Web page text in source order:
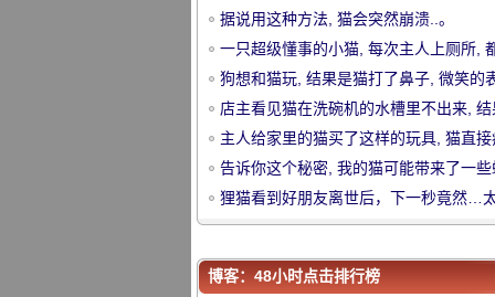
中
华
据说用这种方法, 猫会突然崩溃..。
一只超级懂事的小猫, 每次主人上厕所,
是.....。
狗想和猫玩, 结果是猫打了鼻子, 微笑的
直接喷了出来.....。
店主看见猫在洗碗机的水槽里不出来, 结
近一看煤气爆炸.....。
主人给家里的猫买了这样的玩具, 猫直接
了, 哈哈.....。
告诉你这个秘密, 我的猫可能带来了一
的基因..。
狸猫看到好朋友离世后，下一秒竟然…
据说用这种方法, 猫会突然崩溃..。
一只超级懂事的小猫, 每次主人上厕所,
是.....。
狗想和猫玩, 结果是猫打了鼻子, 微笑的
直接喷了出来.....。
店主看见猫在洗碗机的水槽里不出来, 结
近一看煤气爆炸.....。
主人给家里的猫买了这样的玩具, 猫直接
了, 哈哈.....。
告诉你这个秘密, 我的猫可能带来了一些
的基因..。
狸猫看到好朋友离世后，下一秒竟然…
酸了！
博客：48小时点击排行榜